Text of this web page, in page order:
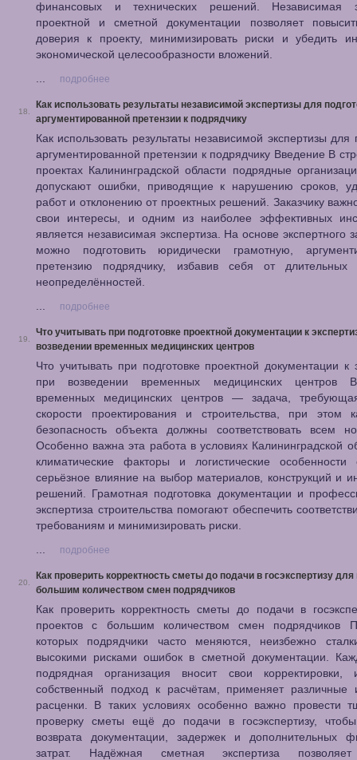
финансовых и технических решений. Независимая
проектной и сметной документации позволяет
доверия к проекту, минимизировать риски и убедить
экономической целесообразности вложений.
...
подробнее
18.
Как использовать результаты независимой экспертизы для
аргументированной претензии к подрядчику
Как использовать результаты независимой экспертизы для
аргументированной претензии к подрядчику Введение В
проектах Калининградской области подрядные
допускают ошибки, приводящие к нарушению сроков,
работ и отклонению от проектных решений. Заказчику
свои интересы, и одним из наиболее эффективных
является независимая экспертиза. На основе экспертного
можно подготовить юридически грамотную,
претензию подрядчику, избавив себя от
неопределённостей.
...
подробнее
19.
Что учитывать при подготовке проектной документации к
возведении временных медицинских центров
Что учитывать при подготовке проектной документации к
при возведении временных медицинских центров
временных медицинских центров — задача,
скорости проектирования и строительства, при этом
безопасность объекта должны соответствовать всем
Особенно важна эта работа в условиях Калининградской
климатические факторы и логистические особенности
серьёзное влияние на выбор материалов, конструкций и
решений. Грамотная подготовка документации и
экспертиза строительства помогают обеспечить
требованиям и минимизировать риски.
...
подробнее
20.
Как проверить корректность сметы до подачи в госэкспертизу для
большим количеством смен подрядчиков
Как проверить корректность сметы до подачи в
проектов с большим количеством смен подрядчиков
которых подрядчики часто меняются, неизбежно
высокими рисками ошибок в сметной документации.
подрядная организация вносит свои корректировки,
собственный подход к расчётам, применяет различные
расценки. В таких условиях особенно важно провести
проверку сметы ещё до подачи в госэкспертизу,
возврата документации, задержек и дополнительных
затрат. Надёжная сметная экспертиза